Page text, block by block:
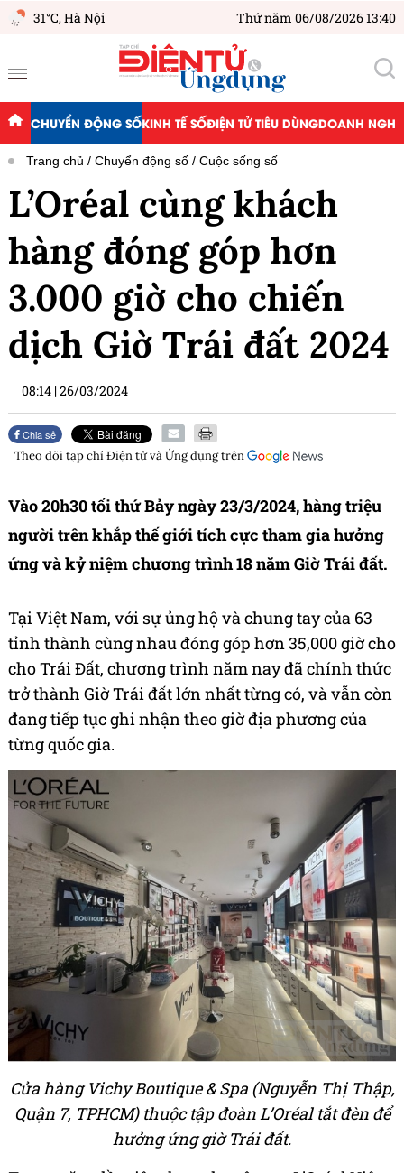
31°C,Hà Nội Thứ năm 06/08/2026 13:40
CHUYỂN ĐỘNG SỐKINH TẾ SỐĐIỆN TỬ TIÊU DÙNGDOANH
Trang chủ Chuyển động số Cuộc sống số
L’Oréal cùng khách
hàng đóng góp hơn
3.000 giờ cho chiến
dịch Giờ Trái đất 2024
08:14 |26/03/2024
Chia sẻ
Theo dõi tạp chíĐiện tử và Ứng dụngtrên
Vào 20h30 tối thứ Bảy ngày 23/3/2024, hàng triệu
người trên khắp thế giới tích cực tham gia hưởng
ứng và kỷ niệm chương trình 18 năm Giờ Trái đất.
Tại Việt Nam, với sự ủng hộ và chung tay của 63
tỉnh thành cùng nhau đóng góp hơn 35,000 giờ cho
cho Trái Đất, chương trình năm nay đã chính thức
trở thành Giờ Trái đất lớn nhất từng có, và vẫn còn
đang tiếp tục ghi nhận theo giờ địa phương của
từng quốc gia.
Cửa hàng Vichy Boutique & Spa (Nguyễn Thị Thập,
Quận 7, TPHCM) thuộc tập đoàn L’Oréal tắt đèn để
hưởng ứng giờ Trái đất.